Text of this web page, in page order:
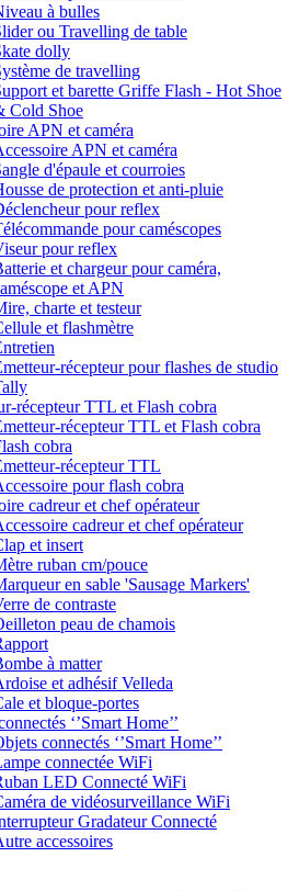
à bulles
ou Travelling de table
dolly
de travelling
et barette Griffe Flash - Hot Shoe
Cold Shoe
APN et caméra
APN et caméra
d'épaule et courroies
de protection et anti-pluie
pour reflex
pour caméscopes
pour reflex
et chargeur pour caméra,
et APN
charte et testeur
et flashmètre
récepteur pour flashes de studio
récepteur TTL et Flash cobra
récepteur TTL et Flash cobra
cobra
récepteur TTL
pour flash cobra
cadreur et chef opérateur
cadreur et chef opérateur
et insert
ruban cm/pouce
en sable 'Sausage Markers'
de contraste
peau de chamois
à matter
et adhésif Velleda
et bloque-portes
‘’Smart Home’’
connectés ‘’Smart Home’’
connectée WiFi
LED Connecté WiFi
de vidéosurveillance WiFi
Gradateur Connecté
accessoires